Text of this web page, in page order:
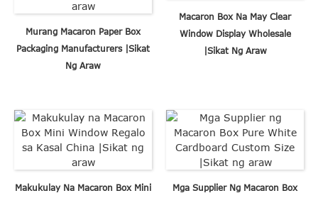
Murang Macaron Paper Box
Packaging Manufacturers |Sikat
Ng Araw
Macaron Box Na May Clear
Window Display Wholesale
|Sikat Ng Araw
Makukulay Na Macaron Box Mini
Mga Supplier Ng Macaron Box